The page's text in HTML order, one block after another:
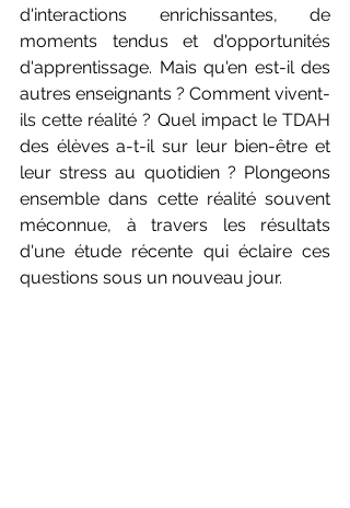
d'interactions enrichissantes, de
moments tendus et d'opportunités
d'apprentissage. Mais qu'en est-il des
autres enseignants ? Comment vivent-
ils cette réalité ? Quel impact le TDAH
des élèves a-t-il sur leur bien-être et
leur stress au quotidien ? Plongeons
ensemble dans cette réalité souvent
méconnue, à travers les résultats
d'une étude récente qui éclaire ces
questions sous un nouveau jour.